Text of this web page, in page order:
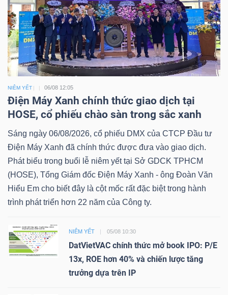
NIÊM YẾT 06/08 12:05
Điện Máy Xanh chính thức giao dịch tại
HOSE, cổ phiếu chào sàn trong sắc xanh
Sáng ngày 06/08/2026, cổ phiếu DMX của CTCP Đầu tư
Điện Máy Xanh đã chính thức được đưa vào giao dịch.
Phát biểu trong buổi lễ niêm yết tại Sở GDCK TPHCM
(HOSE), Tổng Giám đốc Điện Máy Xanh - ông Đoàn Văn
Hiểu Em cho biết đây là cột mốc rất đặc biệt trong hành
trình phát triển hơn 22 năm của Công ty.
NIÊM YẾT 05/08 10:30
DatVietVAC chính thức mở book IPO: P/E
13x, ROE hơn 40% và chiến lược tăng
trưởng dựa trên IP